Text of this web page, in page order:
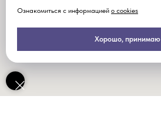
Ознакомиться с информацией о cookies
Хорошо, принимаю